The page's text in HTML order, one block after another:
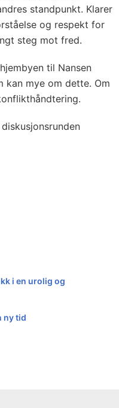
standpunkt. Klarer
og respekt for
steg mot fred.
til Nansen
kan mye om dette. Om
i en urolig og
ny tid